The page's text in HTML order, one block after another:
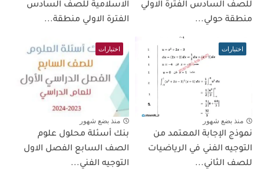
للصف السادس الفترة الاولي
منطقة حولي...
الاسلامية للصف السادس
الفترة الاولي منطقة...
اختبارات
منذ بضع شهور
نموذج الإجابة المعتمد من
التوجيه الفني في الرياضيات
للصف الثاني...
اختبارات
منذ بضع شهور
بنك أسئلة محلول علوم
الصف السابع الفصل الاول
التوجيه الفني...